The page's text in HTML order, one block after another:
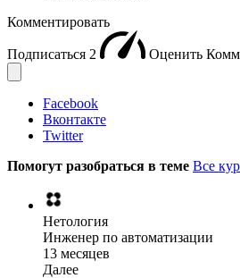
Комментировать
Подписаться 2 Оценить
Facebook
Вконтакте
Twitter
Помогут разобраться в теме Все
Нетология
Инженер по автоматизации
13 месяцев
Далее